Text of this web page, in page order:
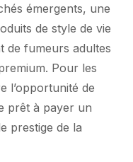
émergents, une
de style de vie
de fumeurs adultes
Pour les
l’opportunité de
prêt à payer un
prestige de la